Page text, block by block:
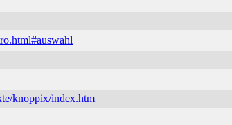
knoppix/index.htm